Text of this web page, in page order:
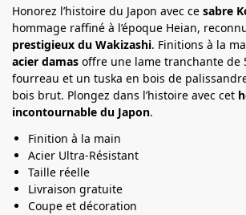
K
a
t
a
n
a
Honorez l’histoire du Japon avec ce sabre
hommage raffiné à l’époque Heian,
prestigieux du Wakizashi. Finitions à la
acier damas offre une lame tranchante de
fourreau et un tuska en bois de
bois brut. Plongez dans l’histoire avec cet
incontournable du Japon.
Finition à la main
Acier Ultra-Résistant
Taille réelle
Livraison gratuite
Coupe et décoration